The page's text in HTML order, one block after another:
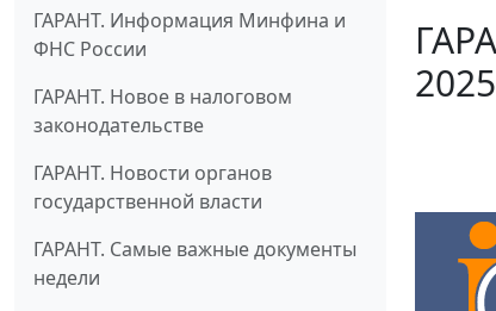
ГАРАНТ. Информация Минфина и
ФНС России
ГАРАНТ. Новое в налоговом
законодательстве
ГАРАНТ. Новости органов
государственной власти
ГАРАНТ. Самые важные документы
недели
2025